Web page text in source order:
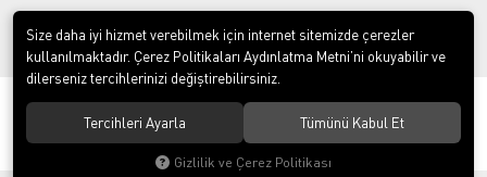
© 2020ÇINAR ENDÜSTRİYEL MUTFAK LTD.ŞTİ.. Tüm hakları saklıdır.
Size daha iyi hizmet verebilmek için internet sitemizde çerezler
kullanılmaktadır. Çerez Politikaları Aydınlatma Metni’ni okuyabilir ve
dilerseniz tercihlerinizi değiştirebilirsiniz.
Tercihleri Ayarla Tümünü Kabul Et
Gizlilik ve Çerez Politikası